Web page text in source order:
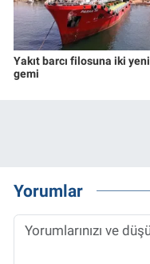
Yakıt barcı filosuna iki yeni
gemi
Yorumlar